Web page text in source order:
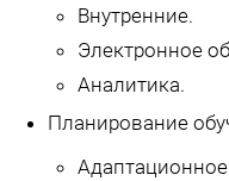
Внутренние.
Электронное
Аналитика.
Планирование